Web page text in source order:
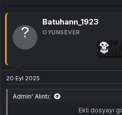
Batuhann_1923
OYUNSEVER
20 Eyl 2025
Admin' Alıntı:
Ekli dosyayı